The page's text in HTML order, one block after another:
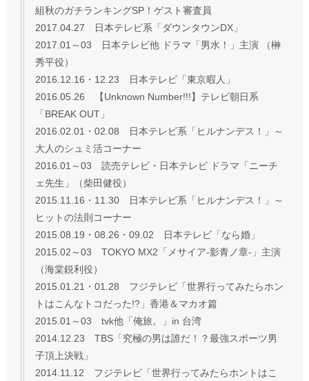
組秋のガチランキングSP！ゲスト審査員
2017.04.27 日本テレビ系「ダウンタウンDX」
2017.01～03 日本テレビ他 ドラマ「男水！」主演 （榊
秀平役）
2016.12.16・12.23 日本テレビ「東京暇人」
2016.05.26 【Unknown Number!!!】テレビ朝日系
「BREAK OUT」
2016.02.01・02.08 日本テレビ系「ヒルナンデス！」～
大人のシュミ活コーナー
2016.01～03 読売テレビ・日本テレビ ドラマ「ニーチ
ェ先生」（柴田健役）
2015.11.16・11.30 日本テレビ系「ヒルナンデス！」～
ヒットの法則コーナー
2015.08.19・08.26・09.02 日本テレビ「なら婚」
2015.02～03 TOKYO MX2「メサイア-影青ノ章-」主演
（海棠鋭利役）
2015.01.21・01.28 フジテレビ「世界行ってみたらホン
トはこんなトコだった!?」香港＆マカオ篇
2015.01～03 tvk他「俺旅。」in 台湾
2014.12.23 TBS「究極の男は誰だ！？最強スポーツ男
子頂上決戦」
2014.11.12 フジテレビ「世界行ってみたらホントはこ